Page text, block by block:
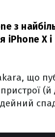
з
iPhone X
що